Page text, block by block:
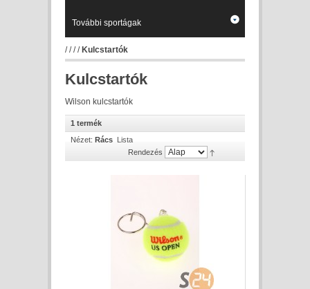
További sportágak
//// Kulcstartók
Kulcstartók
Wilson kulcstartók
1 termék
Nézet: Rács Lista
Rendezés